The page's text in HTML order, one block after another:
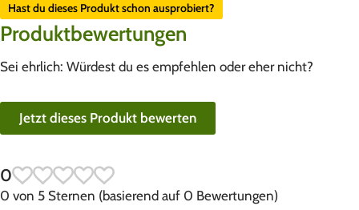
Hast du dieses Produkt schon ausprobiert?
Produktbewertungen
Sei ehrlich: Würdest du es empfehlen oder eher nicht?
Jetzt dieses Produkt bewerten
0
0 von 5 Sternen (basierend auf 0 Bewertungen)